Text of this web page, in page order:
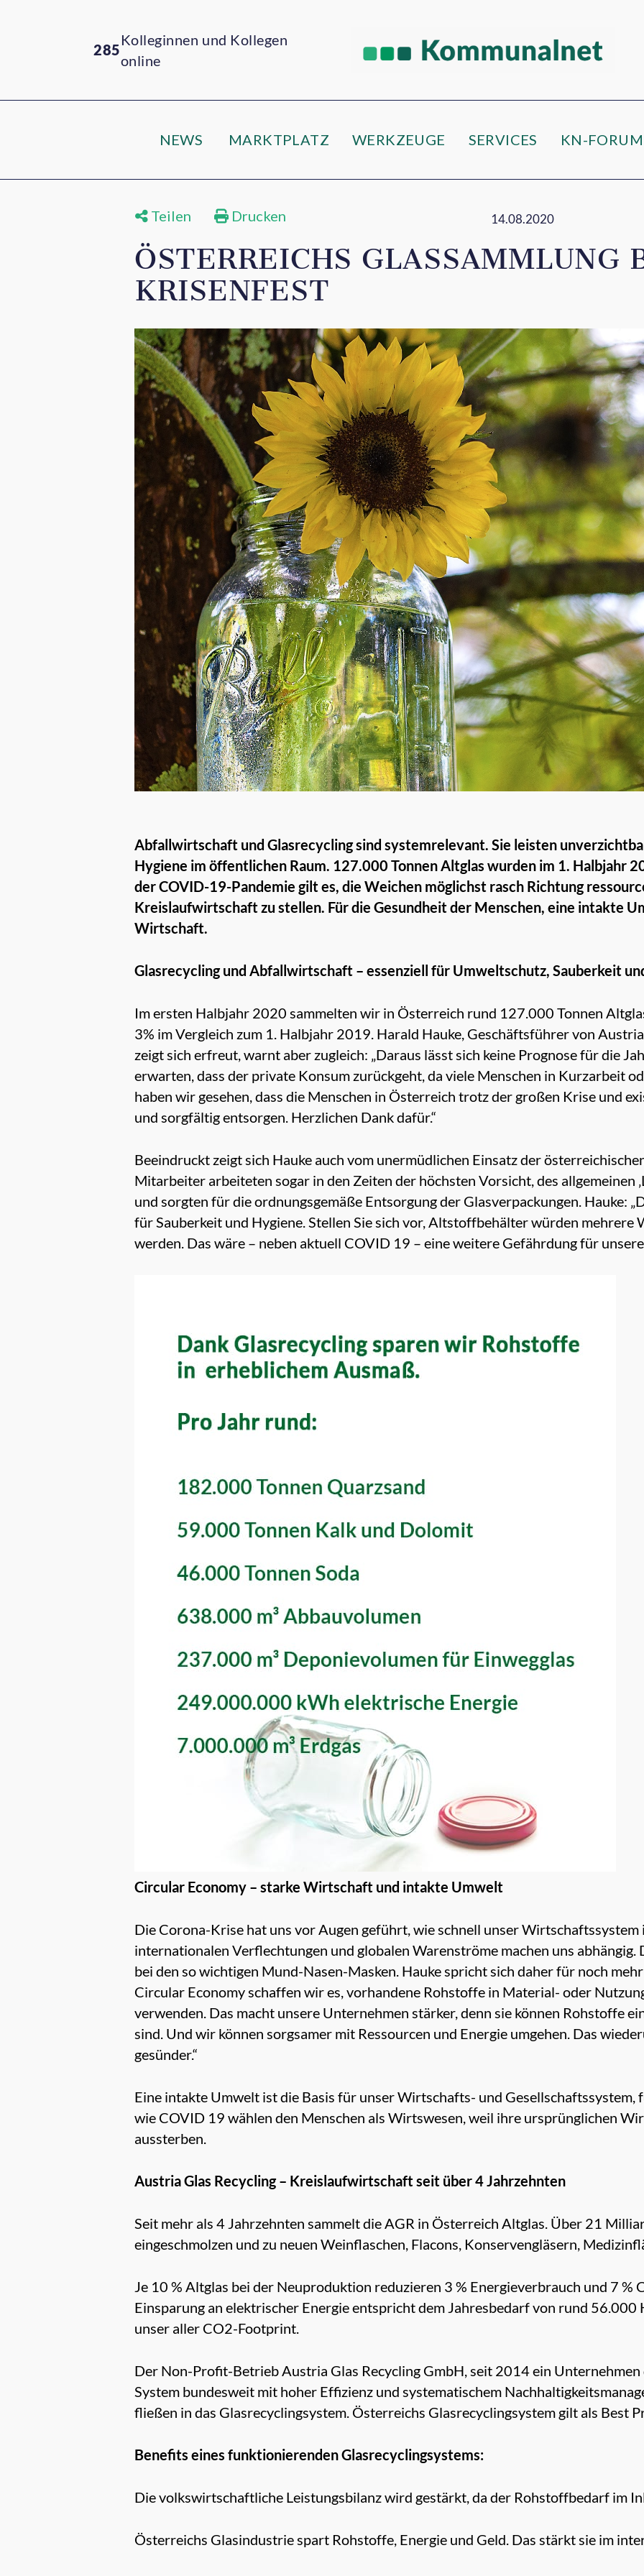
285
Kolleginnen und Kollegen
online
NEWS MARKTPLATZ WERKZEUGE SERVICES KN-FORUM
Teilen Drucken 14.08.2020
ÖSTERREICHS GLASSAMMLUNG
KRISENFEST
Abfallwirtschaft und Glasrecycling sind systemrelevant. Sie leisten
Hygiene im öffentlichen Raum. 127.000 Tonnen Altglas wurden im 1. Halbjahr
der COVID-19-Pandemie gilt es, die Weichen möglichst rasch Richtung
Kreislaufwirtschaft zu stellen. Für die Gesundheit der Menschen, eine intakte
Wirtschaft.
Glasrecycling und Abfallwirtschaft – essenziell für Umweltschutz, Sauberkeit
Im ersten Halbjahr 2020 sammelten wir in Österreich rund 127.000 Tonnen
3% im Vergleich zum 1. Halbjahr 2019. Harald Hauke, Geschäftsführer von
zeigt sich erfreut, warnt aber zugleich: „Daraus lässt sich keine Prognose für die
erwarten, dass der private Konsum zurückgeht, da viele Menschen in Kurzarbeit
haben wir gesehen, dass die Menschen in Österreich trotz der großen Krise und
und sorgfältig entsorgen. Herzlichen Dank dafür.“
Beeindruckt zeigt sich Hauke auch vom unermüdlichen Einsatz der
Mitarbeiter arbeiteten sogar in den Zeiten der höchsten Vorsicht, des allgemeinen
und sorgten für die ordnungsgemäße Entsorgung der Glasverpackungen. Hauke:
für Sauberkeit und Hygiene. Stellen Sie sich vor, Altstoffbehälter würden mehrere
werden. Das wäre – neben aktuell COVID 19 – eine weitere Gefährdung für unsere
Circular Economy – starke Wirtschaft und intakte Umwelt
Die Corona-Krise hat uns vor Augen geführt, wie schnell unser Wirtschaftssystem
internationalen Verflechtungen und globalen Warenströme machen uns abhängig.
bei den so wichtigen Mund-Nasen-Masken. Hauke spricht sich daher für noch
Circular Economy schaffen wir es, vorhandene Rohstoffe in Material- oder
verwenden. Das macht unsere Unternehmen stärker, denn sie können Rohstoffe
sind. Und wir können sorgsamer mit Ressourcen und Energie umgehen. Das
gesünder.“
Eine intakte Umwelt ist die Basis für unser Wirtschafts- und Gesellschaftssystem,
wie COVID 19 wählen den Menschen als Wirtswesen, weil ihre ursprünglichen
aussterben.
Austria Glas Recycling – Kreislaufwirtschaft seit über 4 Jahrzehnten
Seit mehr als 4 Jahrzehnten sammelt die AGR in Österreich Altglas. Über 21
eingeschmolzen und zu neuen Weinflaschen, Flacons, Konservengläsern,
Je 10 % Altglas bei der Neuproduktion reduzieren 3 % Energieverbrauch und 7 %
Einsparung an elektrischer Energie entspricht dem Jahresbedarf von rund
unser aller CO2-Footprint.
Der Non-Profit-Betrieb Austria Glas Recycling GmbH, seit 2014 ein Unternehmen
System bundesweit mit hoher Effizienz und systematischem
fließen in das Glasrecyclingsystem. Österreichs Glasrecyclingsystem gilt als Best
Benefits eines funktionierenden Glasrecyclingsystems:
Die volkswirtschaftliche Leistungsbilanz wird gestärkt, da der Rohstoffbedarf im
Österreichs Glasindustrie spart Rohstoffe, Energie und Geld. Das stärkt sie im